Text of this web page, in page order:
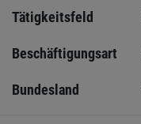
Tätigkeitsfeld
Beschäftigungsart
Bundesland